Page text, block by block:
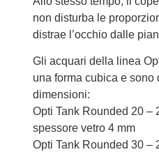
non disturba le
distrae l’occhio dalle
Gli acquari della linea
una forma cubica e
dimensioni:
Opti Tank Rounded 20 –
spessore vetro 4 mm
Opti Tank Rounded 30 –